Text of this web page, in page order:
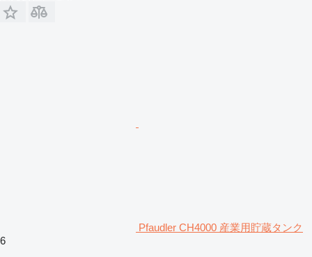
Pfaudler CH4000 産業用貯蔵タンク
6